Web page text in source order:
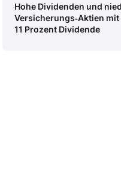
Hohe Dividenden und
Versicherungs‑Aktien mit
11 Prozent Dividende